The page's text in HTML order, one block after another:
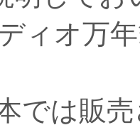
ィオ万
では販